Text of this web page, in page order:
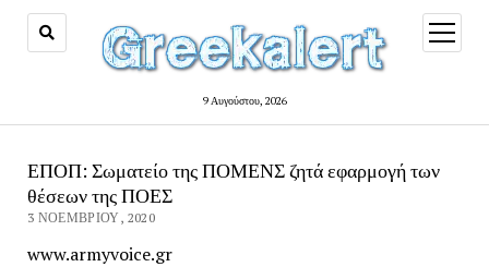
9 Αυγούστου, 2026
open
menu
ΕΠΟΠ: Σωματείο της ΠΟΜΕΝΣ ζητά εφαρμογή των
θέσεων της ΠΟΕΣ
3 ΝΟΕΜΒΡΊΟΥ, 2020
www.armyvoice.gr